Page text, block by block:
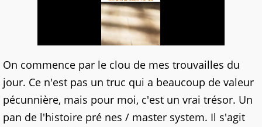
On commence par le clou de mes trouvailles du
jour. Ce n'est pas un truc qui a beaucoup de valeur
pécunnière, mais pour moi, c'est un vrai trésor. Un
pan de l'histoire pré nes / master system. Il s'agit